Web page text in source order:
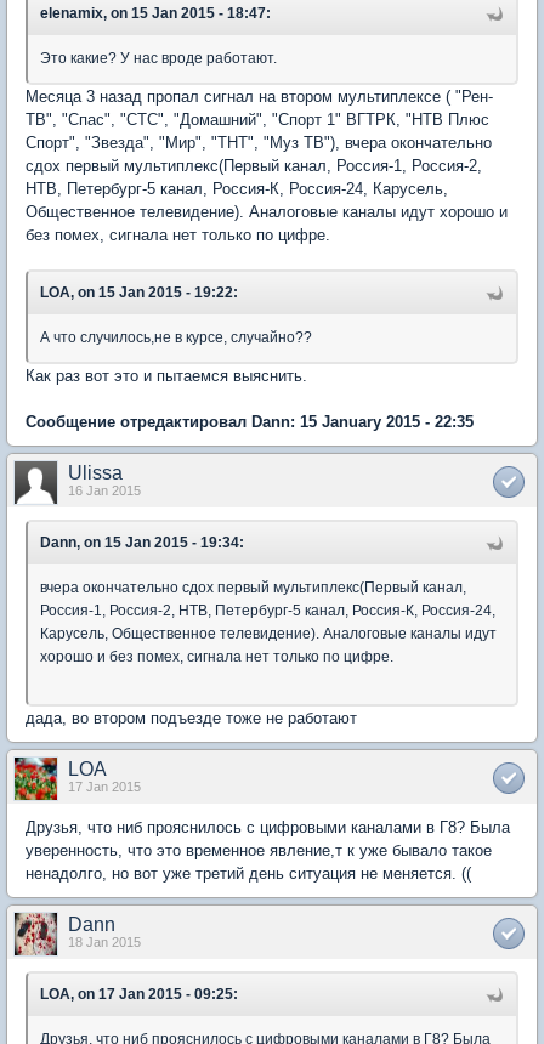
elenamix, on 15 Jan 2015 - 18:47:
Это какие? У нас вроде работают.
Месяца 3 назад пропал сигнал на втором мультиплексе ( "Рен-
ТВ", "Спас", "СТС", "Домашний", "Спорт 1" ВГТРК, "НТВ Плюс
Спорт", "Звезда", "Мир", "ТНТ", "Муз ТВ"), вчера окончательно
сдох первый мультиплекс(Первый канал, Россия-1, Россия-2,
НТВ, Петербург-5 канал, Россия-К, Россия-24, Карусель,
Общественное телевидение). Аналоговые каналы идут хорошо и
без помех, сигнала нет только по цифре.
LOA, on 15 Jan 2015 - 19:22:
А что случилось,не в курсе, случайно??
Как раз вот это и пытаемся выяснить.
Сообщение отредактировал Dann: 15 January 2015 - 22:35
Ulissa
16 Jan 2015
Dann, on 15 Jan 2015 - 19:34:
вчера окончательно сдох первый мультиплекс(Первый канал,
Россия-1, Россия-2, НТВ, Петербург-5 канал, Россия-К, Россия-24,
Карусель, Общественное телевидение). Аналоговые каналы идут
хорошо и без помех, сигнала нет только по цифре.
дада, во втором подъезде тоже не работают
LOA
17 Jan 2015
Друзья, что ниб прояснилось с цифровыми каналами в Г8? Была
уверенность, что это временное явление,т к уже бывало такое
ненадолго, но вот уже третий день ситуация не меняется. ((
Dann
18 Jan 2015
LOA, on 17 Jan 2015 - 09:25:
Друзья, что ниб прояснилось с цифровыми каналами в Г8? Была